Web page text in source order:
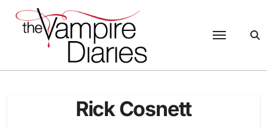
contenu
Rick Cosnett